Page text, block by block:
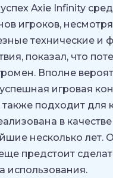
Axie Infinity
игроков, несмотря
технические и
показал, что
Вполне
игровая
также подходит для
в
несколько лет.
предстоит
использования.